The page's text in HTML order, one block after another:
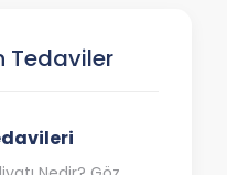
Tedaviler